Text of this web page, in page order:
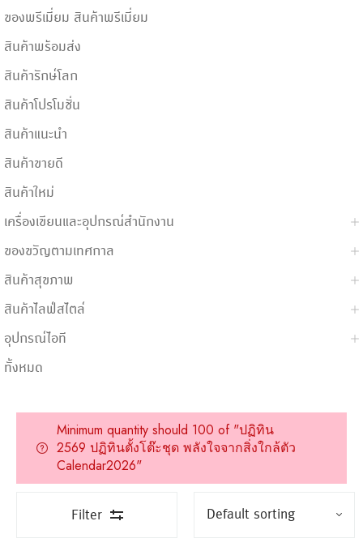
ของพรีเมี่ยม สินค้าพรีเมี่ยม
สินค้าพร้อมส่ง
สินค้ารักษ์โลก
สินค้าโปรโมชั่น
สินค้าแนะนำ
สินค้าขายดี
สินค้าใหม่
เครื่องเขียนและอุปกรณ์สำนักงาน
ของขวัญตามเทศกาล
สินค้าสุขภาพ
สินค้าไลฟ์สไตล์
อุปกรณ์ไอที
ทั้งหมด
Minimum quantity should 100 of "ปฏิทิน
2569 ปฏิทินตั้งโต๊ะชุด พลังใจจากสิ่งใกล้ตัว
Calendar2026"
Filter